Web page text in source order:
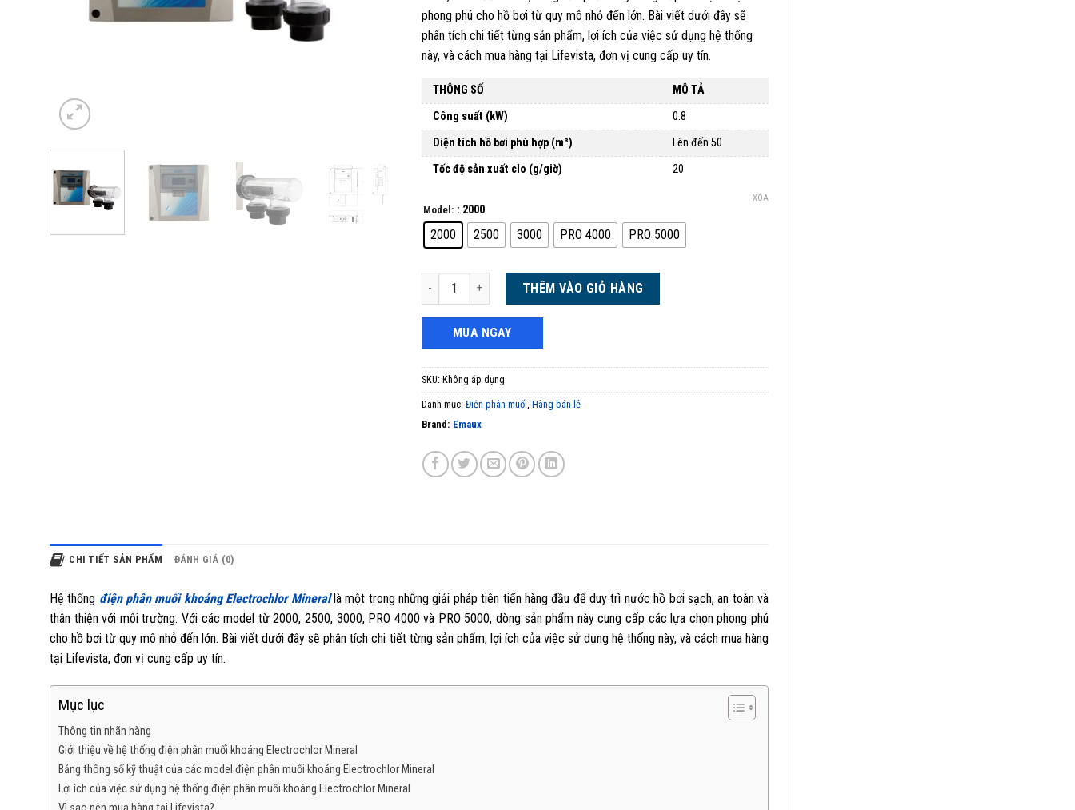
phong phú cho hồ bơi từ quy mô nhỏ đến lớn. Bài viết dưới đây sẽ
phân tích chi tiết từng sản phẩm, lợi ích của việc sử dụng hệ thống
này, và cách mua hàng tại Lifevista, đơn vị cung cấp uy tín.
THÔNG SỐ
MÔ TẢ
Công suất (kW)
0.8
Diện tích hồ bơi phù hợp (m³)
Lên đến 50
Tốc độ sản xuất clo (g/giờ)
20
Model: : 2000
2000 2500 3000 PRO 4000 PRO 5000
XÓA
Điện phân muối khoáng Electrochlor Mineral số lượng
THÊM VÀO GIỎ HÀNG
MUA NGAY
SKU: Không áp dụng
Danh mục: Điện phân muối, Hàng bán lẻ
Brand: Emaux
CHI TIẾT SẢN PHẨM ĐÁNH GIÁ (0)
Hệ thống điện phân muối khoáng Electrochlor Mineral là một trong những giải pháp tiên tiến hàng đầu để duy trì nước hồ bơi sạch, an toàn và
thân thiện với môi trường. Với các model từ 2000, 2500, 3000, PRO 4000 và PRO 5000, dòng sản phẩm này cung cấp các lựa chọn phong phú
cho hồ bơi từ quy mô nhỏ đến lớn. Bài viết dưới đây sẽ phân tích chi tiết từng sản phẩm, lợi ích của việc sử dụng hệ thống này, và cách mua hàng
tại Lifevista, đơn vị cung cấp uy tín.
Mục lục
Thông tin nhãn hàng
Giới thiệu về hệ thống điện phân muối khoáng Electrochlor Mineral
Bảng thông số kỹ thuật của các model điện phân muối khoáng Electrochlor Mineral
Lợi ích của việc sử dụng hệ thống điện phân muối khoáng Electrochlor Mineral